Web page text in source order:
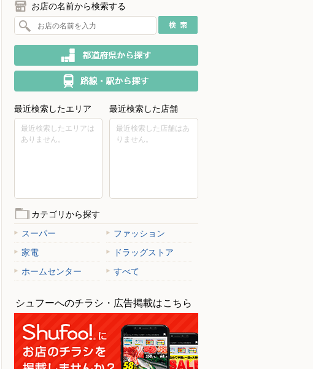
お店の名前から検索する
最近検索したエリア
最近検索したエリアは
ありません。
最近検索した店舗
最近検索した店舗はあ
りません。
カテゴリから探す
スーパー
ファッション
家電
ドラッグストア
ホームセンター
すべて
シュフーへのチラシ・広告掲載はこちら